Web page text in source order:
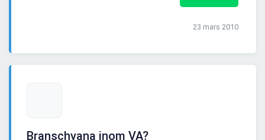
23 mars 2010
Branschvana inom VA?